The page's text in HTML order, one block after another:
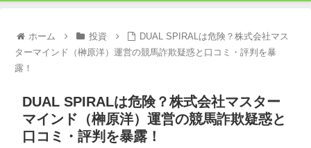
ホーム 投資
DUAL SPIRALは危険？株式会社マス
ターマインド（榊原洋）運営の競馬詐欺疑惑と口コミ・評判を暴
露！
DUAL SPIRALは危険？株式会社マスター
マインド（榊原洋）運営の競馬詐欺疑惑と
口コミ・評判を暴露！